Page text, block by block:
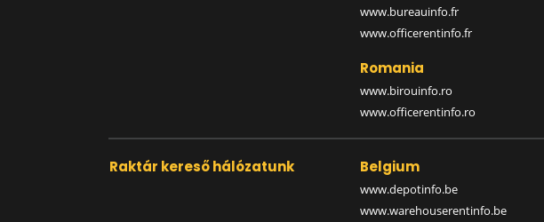
www.bureauinfo.fr
www.officerentinfo.fr
Romania
www.birouinfo.ro
www.officerentinfo.ro
Raktár kereső hálózatunk Belgium
www.depotinfo.be
www.warehouserentinfo.be